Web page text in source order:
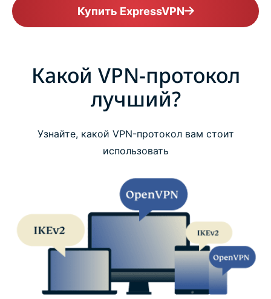
Купить ExpressVPN
Какой VPN-протокол
лучший?
Узнайте, какой VPN-протокол вам стоит
использовать